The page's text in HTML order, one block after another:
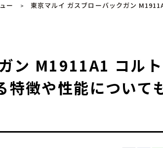
ー >
東京マルイ ガスブローバックガン
ン M1911A1 コル
徴や性能について